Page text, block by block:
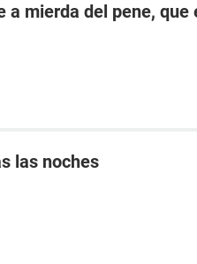
a mierda del pene, que
las noches